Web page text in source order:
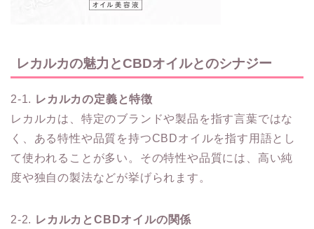
レカルカの魅力とCBDオイルとのシナジー
2-1. レカルカの定義と特徴
レカルカは、特定のブランドや製品を指す言葉ではな
く、ある特性や品質を持つCBDオイルを指す用語とし
て使われることが多い。その特性や品質には、高い純
度や独自の製法などが挙げられます。
2-2. レカルカとCBDオイルの関係